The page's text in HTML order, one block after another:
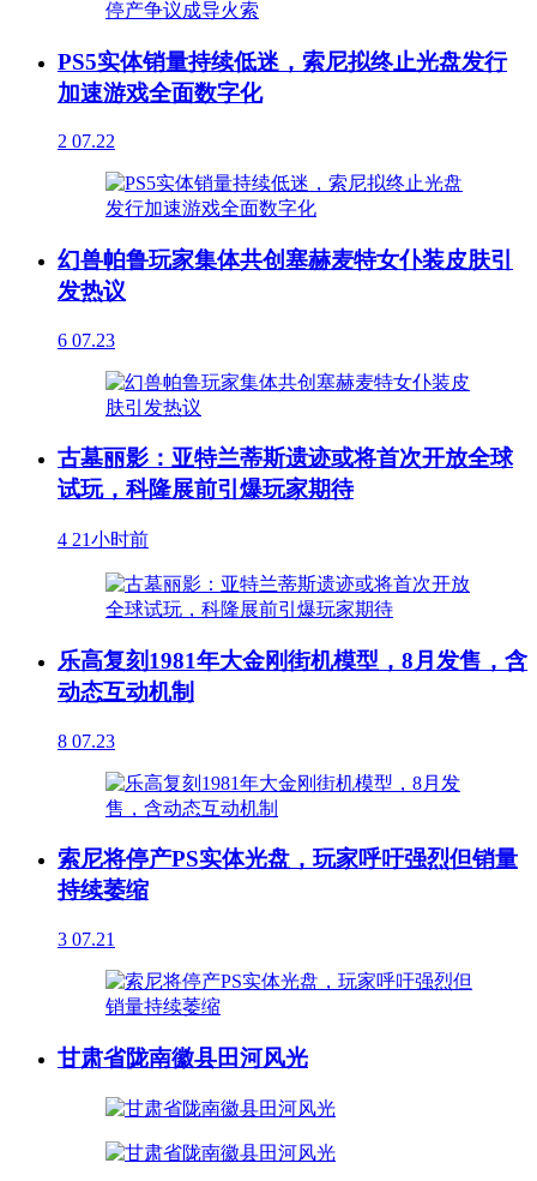
PS5实体销量持续低迷，索尼拟终止光盘发行
加速游戏全面数字化
2 07.22
幻兽帕鲁玩家集体共创塞赫麦特女仆装皮肤引
发热议
6 07.23
古墓丽影：亚特兰蒂斯遗迹或将首次开放全球
试玩，科隆展前引爆玩家期待
4 21小时前
乐高复刻1981年大金刚街机模型，8月发售，含
动态互动机制
8 07.23
索尼将停产PS实体光盘，玩家呼吁强烈但销量
持续萎缩
3 07.21
甘肃省陇南徽县田河风光